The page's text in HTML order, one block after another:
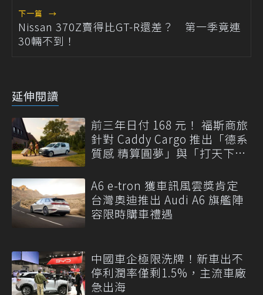
下一篇 →
Nissan 370Z賣得比GT-R還差？ 第一季竟連
30輛不到！
延伸閱讀
前三年日付 168 元！ 福斯商旅
針對 Caddy Cargo 推出「德系
質感 精算圓夢」與「打天下」
A6 e-tron 獲車訊風雲獎肯定
台灣奧迪推出 Audi A6 旗艦陣
容限時購車禮遇
中國車企極限洗牌！新車出不
停利潤率僅剩1.5%，主流車廠
急出海